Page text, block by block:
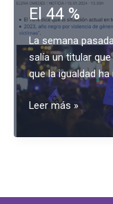
El 44 %
La semana
salía un titular
que la igualdad
El
%
Leer más »